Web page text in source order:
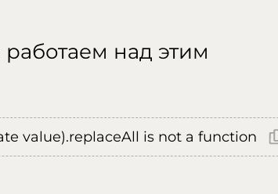
над этим
value).replaceAll is not a function